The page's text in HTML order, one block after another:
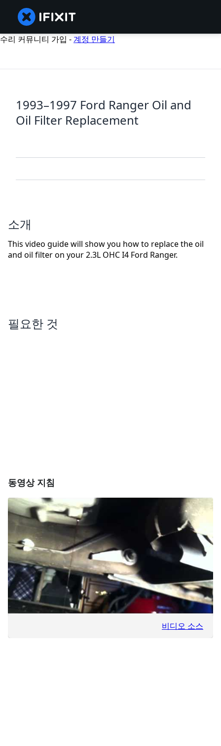
수리 커뮤니티 가입 -계정 만들기
1993–1997 Ford Ranger Oil and
Oil Filter Replacement
소개
This video guide will show you how to replace the oil
and oil filter on your 2.3L OHC I4 Ford Ranger.
필요한 것
동영상 지침
비디오 소스